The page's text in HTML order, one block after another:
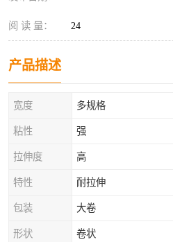
阅 读 量： 24
产品描述
宽度 多规格
粘性 强
拉伸度 高
特性 耐拉伸
包装 大卷
形状 卷状